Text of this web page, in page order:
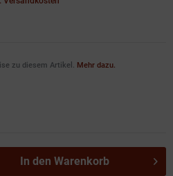
zu diesem Artikel. Mehr dazu.
In den Warenkorb